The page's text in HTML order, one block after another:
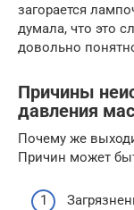
загорается
думала, что это
довольно
Причины
давления
Почему же
Причин может